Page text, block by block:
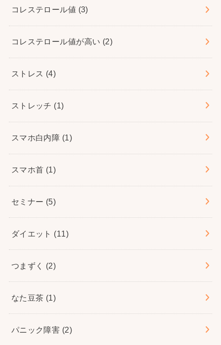
コレステロール値 (3)
コレステロール値が高い (2)
ストレス (4)
ストレッチ (1)
スマホ白内障 (1)
スマホ首 (1)
セミナー (5)
ダイエット (11)
つまずく (2)
なた豆茶 (1)
パニック障害 (2)